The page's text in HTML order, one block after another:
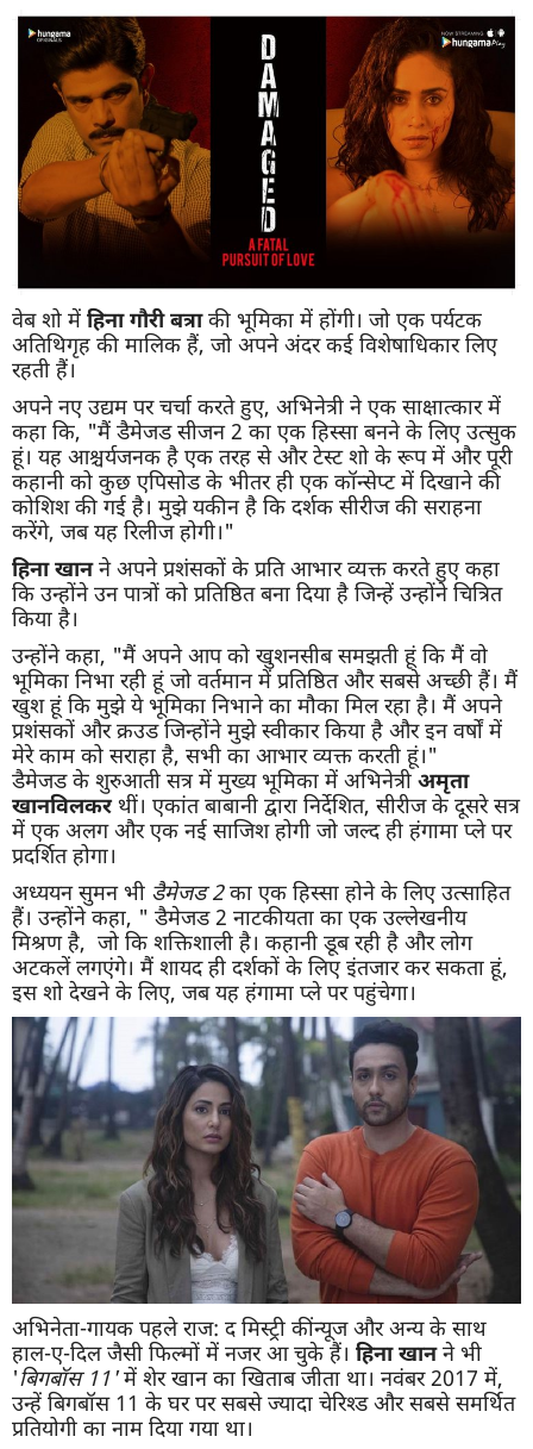
वेब शो में हिना गौरी बत्राकी भूमिका में होंगी। जो एक पर्यटक
अतिथिगृह की मालिक हैं, जो अपने अंदर कई विशेषाधिकार लिए
रहती हैं।
अपने नए उद्यम पर चर्चा करते हुए, अभिनेत्री ने एक साक्षात्कार में
कहा कि, "मैं डैमेजड सीजन 2 का एक हिस्सा बनने के लिए उत्सुक
हूं। यह आश्चर्यजनक है एक तरह से और टेस्ट शो के रूप में और पूरी
कहानी को कुछ एपिसोड के भीतर ही एक कॉन्सेप्ट में दिखाने की
कोशिश की गई है। मुझे यकीन है कि दर्शक सीरीज की सराहना
करेंगे, जब यह रिलीज होगी।"
हिना खानने अपने प्रशंसकों के प्रति आभार व्यक्त करते हुए कहा
कि उन्होंने उन पात्रों को प्रतिष्ठित बना दिया है जिन्हें उन्होंने चित्रित
किया है।
उन्होंने कहा, "मैं अपने आप को खुशनसीब समझती हूं कि मैं वो
भूमिका निभा रही हूं जो वर्तमान में प्रतिष्ठित और सबसे अच्छी हैं। मैं
खुश हूं कि मुझे ये भूमिका निभाने का मौका मिल रहा है। मैं अपने
प्रशंसकों और क्रउड जिन्होंने मुझे स्वीकार किया है और इन वर्षों में
मेरे काम को सराहा है, सभी का आभार व्यक्त करती हूं।"
डैमेजड के शुरुआती सत्र में मुख्य भूमिका में अभिनेत्री अमृता
खानविलकरथीं। एकांत बाबानी द्वारा निर्देशित, सीरीज के दूसरे सत्र
में एक अलग और एक नई साजिश होगी जो जल्द ही हंगामा प्ले पर
प्रदर्शित होगा।
अध्ययन सुमन भी डैमेजड 2का एक हिस्सा होने के लिए उत्साहित
हैं। उन्होंने कहा, " डैमेजड 2 नाटकीयता का एक उल्लेखनीय
मिश्रण है, जो कि शक्तिशाली है। कहानी डूब रही है और लोग
अटकलें लगएंगे। मैं शायद ही दर्शकों के लिए इंतजार कर सकता हूं,
इस शो देखने के लिए, जब यह हंगामा प्ले पर पहुंचेगा।
अभिनेता-गायक पहले राज: द मिस्ट्री कींन्यूज और अन्य के साथ
हाल-ए-दिल जैसी फिल्मों में नजर आ चुके हैं। हिना खानने भी
'बिगबॉस 11'में शेर खान का खिताब जीता था। नवंबर 2017 में,
उन्हें बिगबॉस 11 के घर पर सबसे ज्यादा चेरिश्ड और सबसे समर्थित
प्रतियोगी का नाम दिया गया था।